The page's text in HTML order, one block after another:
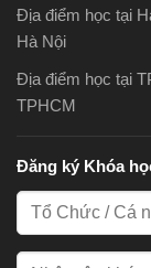
Địa điểm học tại
Hà Nội
Địa điểm học tại
TPHCM
Đăng ký Khóa